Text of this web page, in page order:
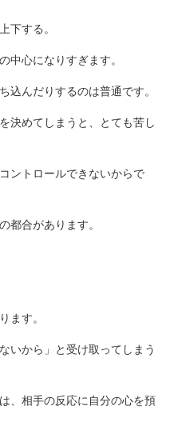
下する。
中心になりすぎます。
込んだりするのは普通です。
決めてしまうと、とても苦し
ントロールできないからで
都合があります。
ます。
いから」と受け取ってしまう
、相手の反応に自分の心を預